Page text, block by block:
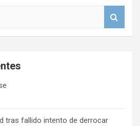
tras fallido intento de derrocar